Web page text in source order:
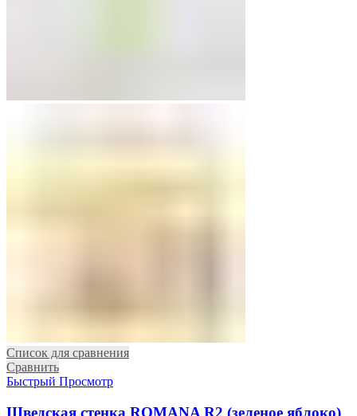
Список для сравнения
Сравнить
Быстрый Просмотр
Шведская стенка ROMANA R2 (зеленое яблоко)